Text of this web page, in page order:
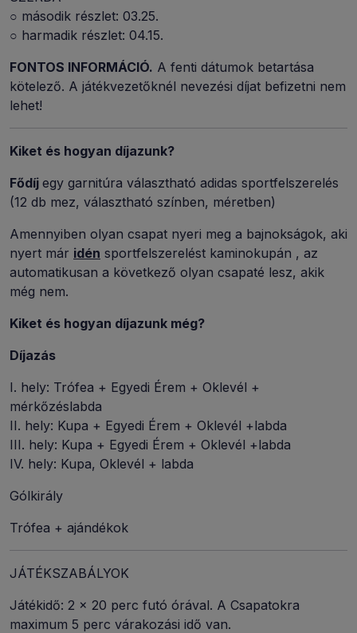
○ második részlet: 03.25.
○ harmadik részlet: 04.15.
FONTOS INFORMÁCIÓ. A fenti dátumok betartása
kötelező. A játékvezetőknél nevezési díjat befizetni nem
lehet!
Kiket és hogyan díjazunk?
Fődíj egy garnitúra választható adidas sportfelszerelés
(12 db mez, választható színben, méretben)
Amennyiben olyan csapat nyeri meg a bajnokságok, aki
nyert már idén sportfelszerelést kaminokupán , az
automatikusan a következő olyan csapaté lesz, akik
még nem.
Kiket és hogyan díjazunk még?
Díjazás
I. hely: Trófea + Egyedi Érem + Oklevél +
mérkőzéslabda
II. hely: Kupa + Egyedi Érem + Oklevél +labda
III. hely: Kupa + Egyedi Érem + Oklevél +labda
IV. hely: Kupa, Oklevél + labda
Gólkirály
Trófea + ajándékok
JÁTÉKSZABÁLYOK
Játékidő: 2 x 20 perc futó órával. A Csapatokra
maximum 5 perc várakozási idő van.